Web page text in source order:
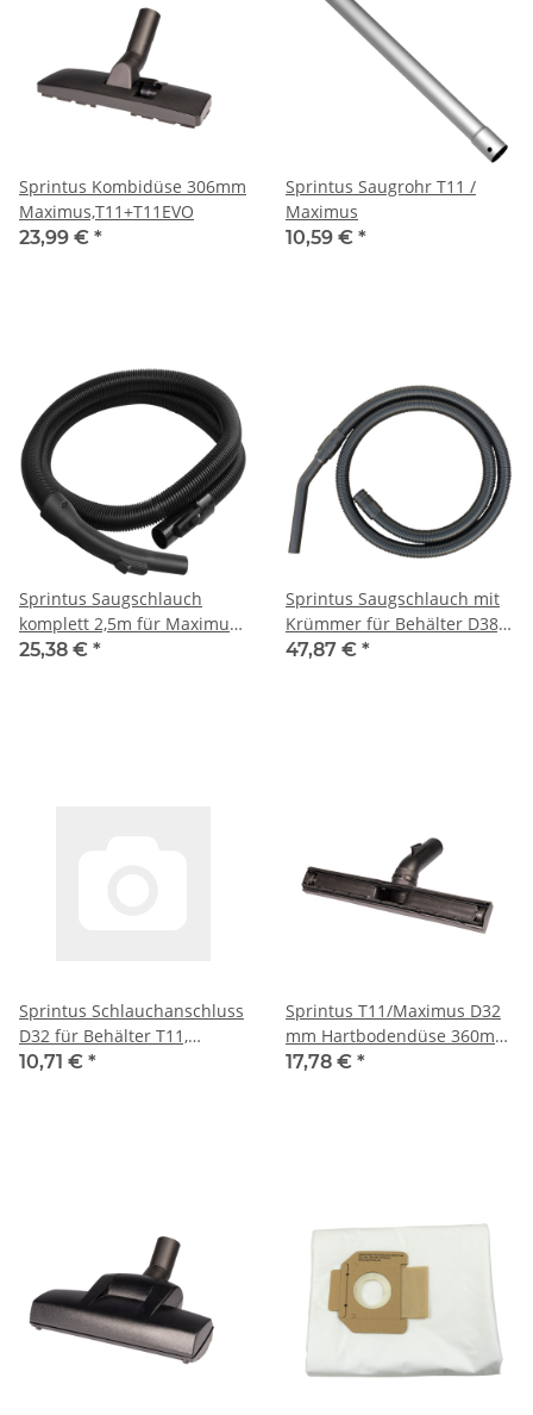
Sprintus Kombidüse 306mm
Maximus,T11+T11EVO
23,99 € *
Sprintus Saugrohr T11 /
Maximus
10,59 € *
Sprintus Saugschlauch
komplett 2,5m für Maximus,
T11, N28
25,38 € *
Sprintus Saugschlauch mit
Krümmer für Behälter D38,
3m
47,87 € *
Sprintus Schlauchanschluss
D32 für Behälter T11,
Maximus, N28, N30
10,71 € *
Sprintus T11/Maximus D32
mm Hartbodendüse 360mm
111202
17,78 € *